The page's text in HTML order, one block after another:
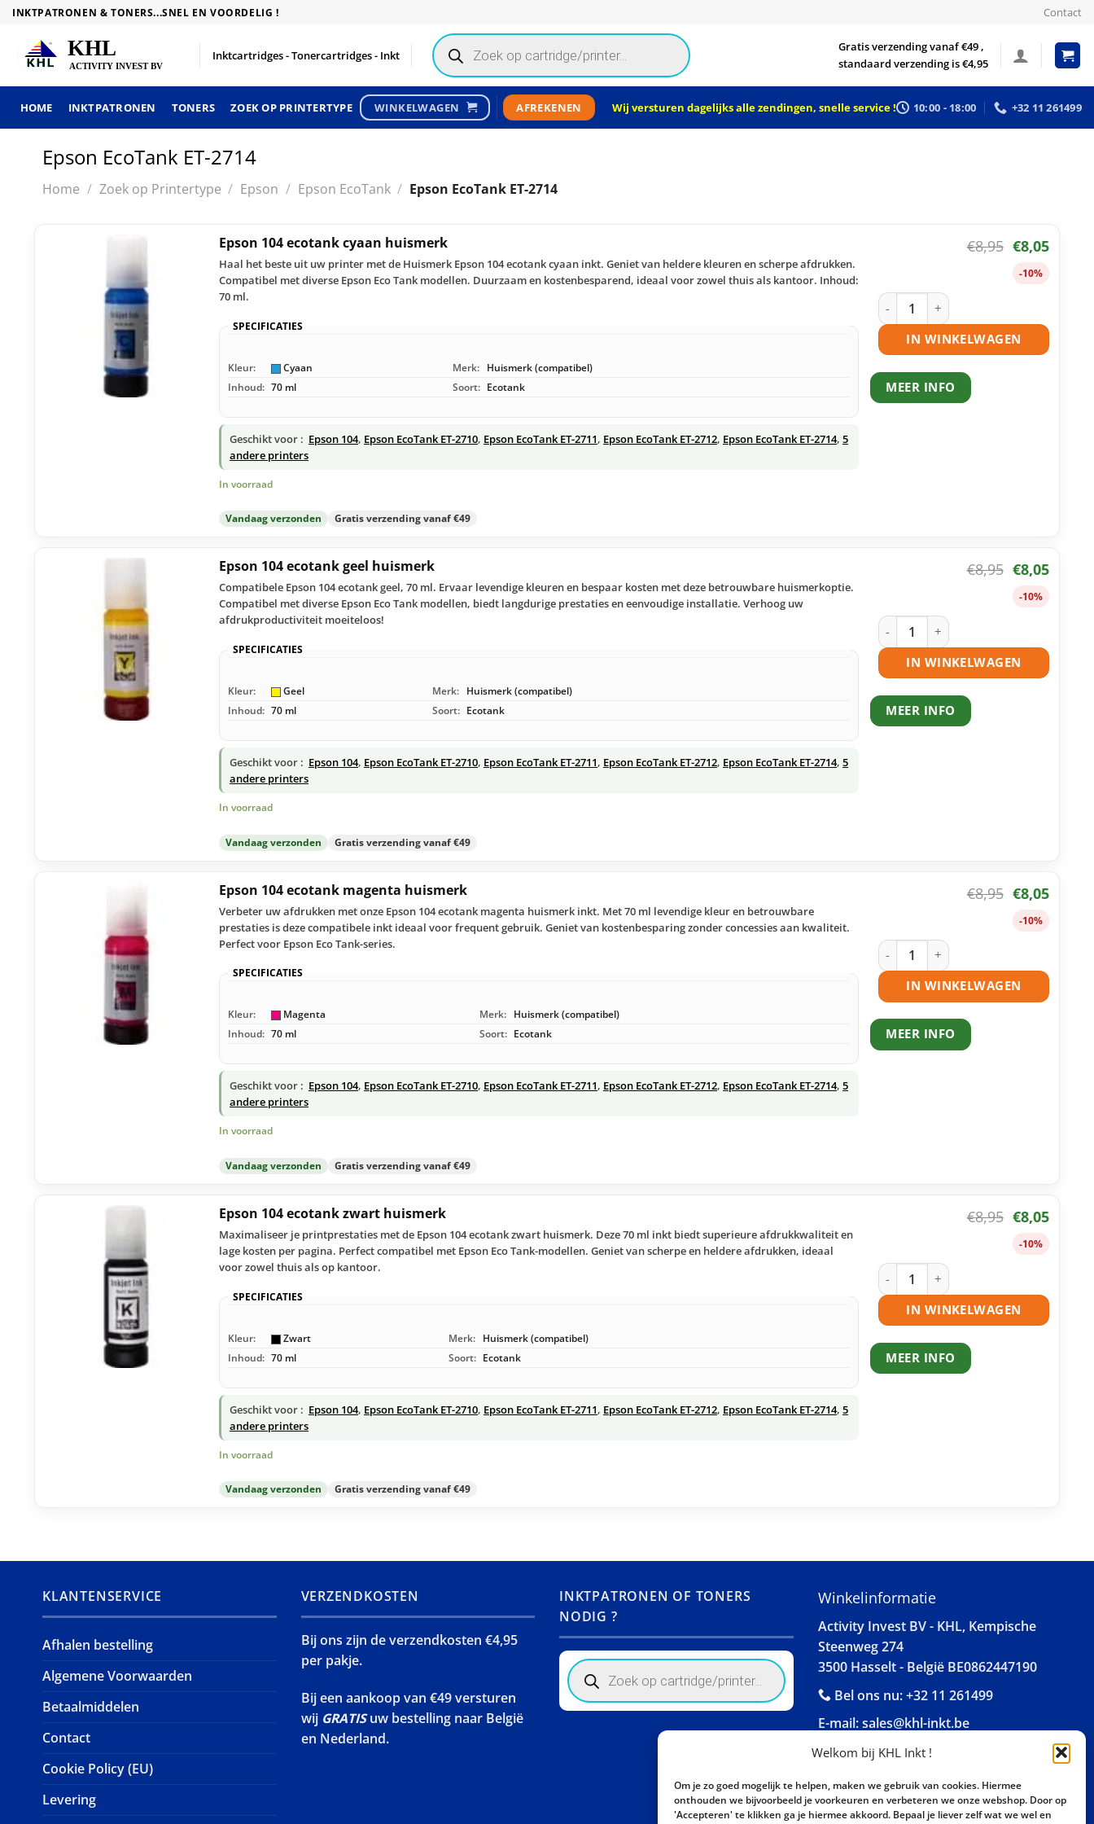
Welkom bij KHL Inkt !
Om je zo goed mogelijk te helpen, maken we gebruik van cookies. Hiermee
onthouden we bijvoorbeeld je voorkeuren en verbeteren we onze webshop. Door op
'Accepteren' te klikken ga je hiermee akkoord. Bepaal je liever zelf wat we wel en
Skip
content
INKTPATRONEN & TONERS...SNEL EN VOORDELIG ! Contact
Inktcartridges - Tonercartridges - Inkt
Products
search
Gratis verzending vanaf €49 ,
standaard verzending is €4,95
HOME INKTPATRONEN TONERS ZOEK OP PRINTERTYPE WINKELWAGEN AFREKENEN Wij versturen dagelijks alle zendingen, snelle service ! 10:00 - 18:00 +32 11 261499
Epson EcoTank ET-2714
Home / Zoek op Printertype / Epson / Epson EcoTank / Epson EcoTank ET-2714
Epson 104 ecotank cyaan huismerk
Haal het beste uit uw printer met de Huismerk Epson 104 ecotank cyaan inkt. Geniet van heldere kleuren en scherpe afdrukken.
Compatibel met diverse Epson Eco Tank modellen. Duurzaam en kostenbesparend, ideaal voor zowel thuis als kantoor. Inhoud:
70 ml.
SPECIFICATIES
Kleur: Cyaan Merk: Huismerk (compatibel)
Inhoud: 70 ml Soort: Ecotank
Geschikt voor : Epson 104, Epson EcoTank ET-2710, Epson EcoTank ET-2711, Epson EcoTank ET-2712, Epson EcoTank ET-2714, 5
andere printers
In voorraad
Vandaag verzonden Gratis verzending vanaf €49
€8,95 €8,05
-10%
Epson 104 ecotank cyaan huismerk
IN WINKELWAGEN
MEER INFO
Epson 104 ecotank geel huismerk
Compatibele Epson 104 ecotank geel, 70 ml. Ervaar levendige kleuren en bespaar kosten met deze betrouwbare huismerkoptie.
Compatibel met diverse Epson Eco Tank modellen, biedt langdurige prestaties en eenvoudige installatie. Verhoog uw
afdrukproductiviteit moeiteloos!
SPECIFICATIES
Kleur: Geel Merk: Huismerk (compatibel)
Inhoud: 70 ml Soort: Ecotank
Geschikt voor : Epson 104, Epson EcoTank ET-2710, Epson EcoTank ET-2711, Epson EcoTank ET-2712, Epson EcoTank ET-2714, 5
andere printers
In voorraad
Vandaag verzonden Gratis verzending vanaf €49
€8,95 €8,05
-10%
Epson 104 ecotank geel huismerk
IN WINKELWAGEN
MEER INFO
Epson 104 ecotank magenta huismerk
Verbeter uw afdrukken met onze Epson 104 ecotank magenta huismerk inkt. Met 70 ml levendige kleur en betrouwbare
prestaties is deze compatibele inkt ideaal voor frequent gebruik. Geniet van kostenbesparing zonder concessies aan kwaliteit.
Perfect voor Epson Eco Tank-series.
SPECIFICATIES
Kleur: Magenta Merk: Huismerk (compatibel)
Inhoud: 70 ml Soort: Ecotank
Geschikt voor : Epson 104, Epson EcoTank ET-2710, Epson EcoTank ET-2711, Epson EcoTank ET-2712, Epson EcoTank ET-2714, 5
andere printers
In voorraad
Vandaag verzonden Gratis verzending vanaf €49
€8,95 €8,05
-10%
Epson 104 ecotank magenta
IN WINKELWAGEN
MEER INFO
Epson 104 ecotank zwart huismerk
Maximaliseer je printprestaties met de Epson 104 ecotank zwart huismerk. Deze 70 ml inkt biedt superieure afdrukkwaliteit en
lage kosten per pagina. Perfect compatibel met Epson Eco Tank-modellen. Geniet van scherpe en heldere afdrukken, ideaal
voor zowel thuis als op kantoor.
SPECIFICATIES
Kleur: Zwart Merk: Huismerk (compatibel)
Inhoud: 70 ml Soort: Ecotank
Geschikt voor : Epson 104, Epson EcoTank ET-2710, Epson EcoTank ET-2711, Epson EcoTank ET-2712, Epson EcoTank ET-2714, 5
andere printers
In voorraad
Vandaag verzonden Gratis verzending vanaf €49
€8,95 €8,05
-10%
Epson 104 ecotank zwart huismerk
IN WINKELWAGEN
MEER INFO
KLANTENSERVICE
Afhalen bestelling
Algemene Voorwaarden
Betaalmiddelen
Contact
Cookie Policy (EU)
Levering
VERZENDKOSTEN
Bij ons zijn de verzendkosten €4,95
per pakje.
Bij een aankoop van €49 versturen
wij GRATISuw bestelling naar België
en Nederland.
INKTPATRONEN OF TONERS
NODIG ?
Products
search
Winkelinformatie
Activity Invest BV - KHL, Kempische
Steenweg 274
3500 Hasselt - België BE0862447190
Bel ons nu:+32 11 261499
E-mail:sales@khl-inkt.be